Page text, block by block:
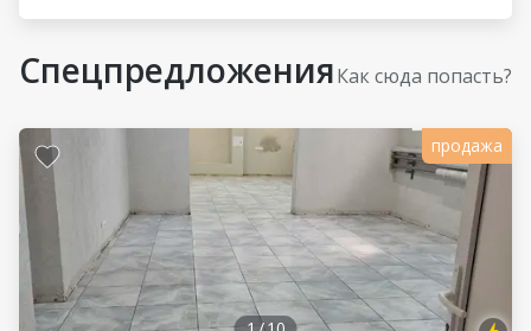
СпецпредложенияКак сюда попасть?
продажа